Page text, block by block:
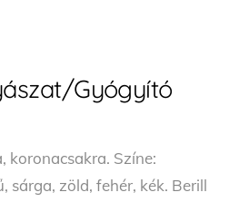
Gyógyító
koronacsakra. Színe:
sárga, zöld, fehér, kék. Berill